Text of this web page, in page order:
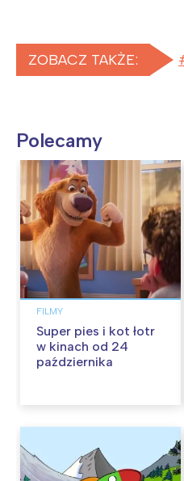
ZOBACZ TAKŻE:
Polecamy
FILMY
Super pies i kot łotr
w kinach od 24
października